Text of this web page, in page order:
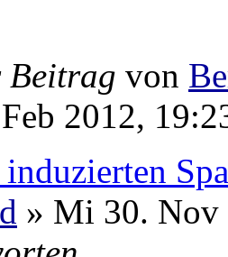
Beitrag von
2012,
» Mi 30. Nov